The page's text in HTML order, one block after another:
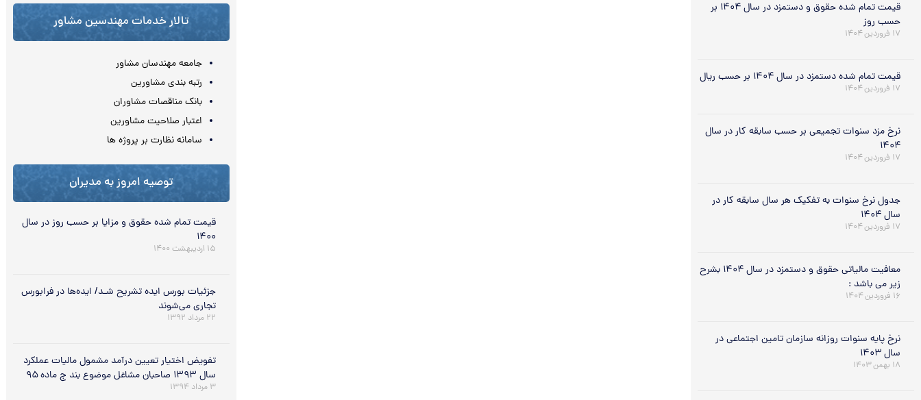
قیمت تمام شده حقوق و دستمزد در سال ۱۴۰۴ بر
حسب روز
۱۷ فروردین ۱۴۰۴
قیمت تمام شده دستمزد در سال ۱۴۰۴ بر حسب ریال
۱۷ فروردین ۱۴۰۴
نرخ مزد سنوات تجمیعی بر حسب سابقه کار در سال
۱۴۰۴
۱۷ فروردین ۱۴۰۴
جدول نرخ سنوات به تفکیک هر سال سابقه کار در
سال ۱۴۰۴
۱۷ فروردین ۱۴۰۴
معافیت مالیاتی حقوق و دستمزد در سال ۱۴۰۴ بشرح
زیر می باشد :
۱۶ فروردین ۱۴۰۴
نرخ پایه سنوات روزانه سازمان تامین اجتماعی در
سال ۱۴۰۳
۱۸ بهمن ۱۴۰۳
تالار خدمات مهندسین مشاور
جامعه مهندسان مشاور
رتبه بندی مشاورین
بانک مناقصات مشاوران
اعتبار صلاحیت مشاورین
سامانه نظارت بر پروژه ها
توصیه امروز به مدیران
قیمت تمام شده حقوق و مزایا بر حسب روز در سال
۱۴۰۰
۱۵ اردیبهشت ۱۴۰۰
جزئیات بورس ایده تشریح شـد/ ایده‌ها در فرابورس
تجاری می‌شوند
۲۲ مرداد ۱۳۹۲
تفویض اختیار تعیین درآمد مشمول مالیات عملکرد
سال ۱۳۹۳ صاحبان مشاغل موضوع بند ج ماده ۹۵
۳ مرداد ۱۳۹۴